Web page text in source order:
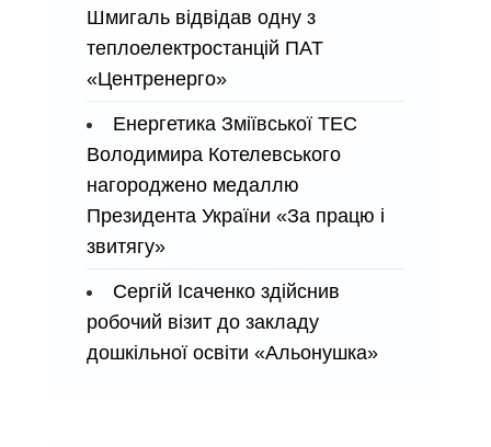
Шмигаль відвідав одну з
теплоелектростанцій ПАТ
«Центренерго»
Енергетика Зміївської ТЕС
Володимира Котелевського
нагороджено медаллю
Президента України «За працю і
звитягу»
Сергій Ісаченко здійснив
робочий візит до закладу
дошкільної освіти «Альонушка»